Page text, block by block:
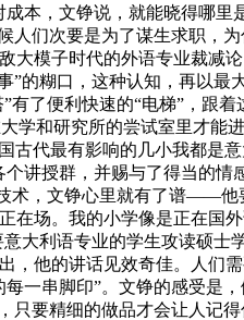
本，文铮说，就能晓得哪里
们次要是为了谋生求职，
模子时代的外语专业裁减
的糊口，这种认知，再以
了便利快速的“电梯”，跟
学和研究所的尝试室里才能
代最有影响的几小我都是
讲授群，并赐与了得当的
术，文铮心里就有了谱——
在场。我的小学像是正在国
大利语专业的学生攻读硕
他的讲话见效奇佳。人们
一串脚印”。文铮的感受是
要精细的做品才会让人记